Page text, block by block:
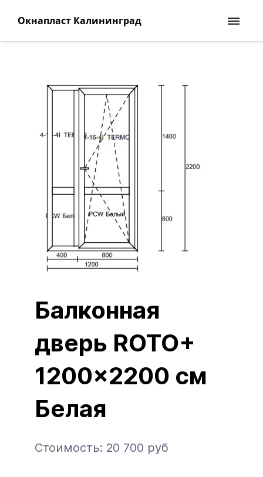
Окнапласт Калининград
Балконная
дверь ROTO+
1200x2200 см
Белая
Стоимость: 20 700 руб